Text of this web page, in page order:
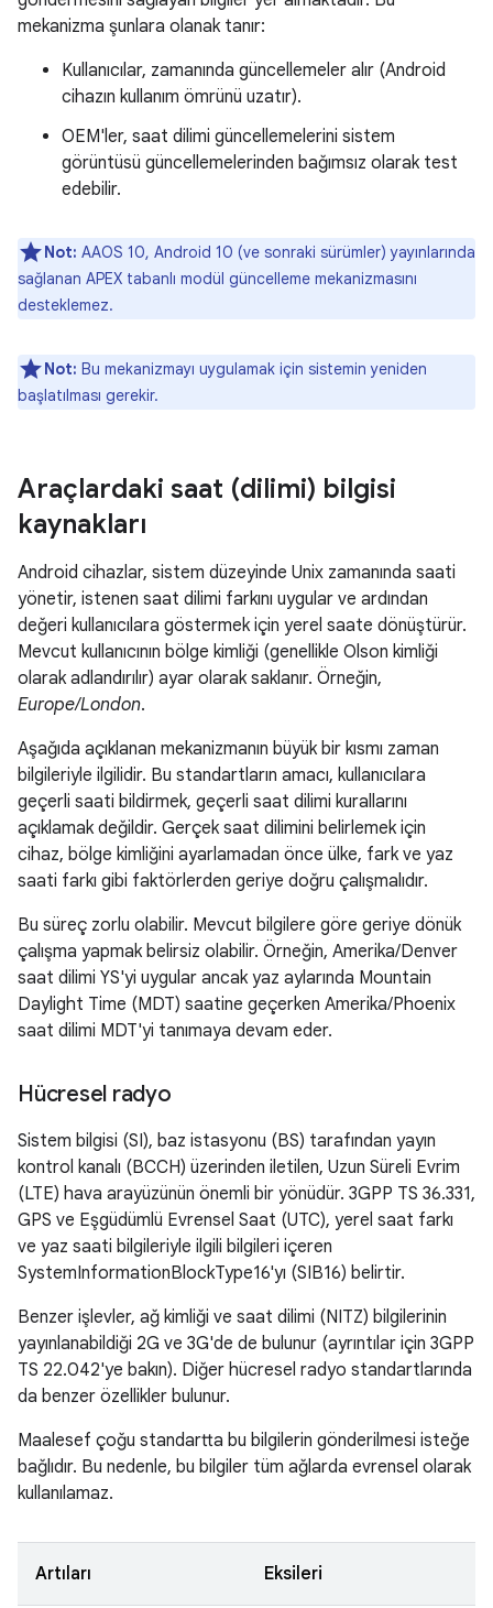
mekanizma şunlara olanak tanır:
Kullanıcılar, zamanında güncellemeler alır (Android
cihazın kullanım ömrünü uzatır).
OEM'ler, saat dilimi güncellemelerini sistem
görüntüsü güncellemelerinden bağımsız olarak test
edebilir.
Not: AAOS 10, Android 10 (ve sonraki sürümler) yayınlarında
sağlanan APEX tabanlı modül güncelleme mekanizmasını
desteklemez.
Not: Bu mekanizmayı uygulamak için sistemin yeniden
başlatılması gerekir.
Araçlardaki saat (dilimi) bilgisi
kaynakları
Android cihazlar, sistem düzeyinde Unix zamanında saati
yönetir, istenen saat dilimi farkını uygular ve ardından
değeri kullanıcılara göstermek için yerel saate dönüştürür.
Mevcut kullanıcının bölge kimliği (genellikle Olson kimliği
olarak adlandırılır) ayar olarak saklanır. Örneğin,
Europe/London.
Aşağıda açıklanan mekanizmanın büyük bir kısmı zaman
bilgileriyle ilgilidir. Bu standartların amacı, kullanıcılara
geçerli saati bildirmek, geçerli saat dilimi kurallarını
açıklamak değildir. Gerçek saat dilimini belirlemek için
cihaz, bölge kimliğini ayarlamadan önce ülke, fark ve yaz
saati farkı gibi faktörlerden geriye doğru çalışmalıdır.
Bu süreç zorlu olabilir. Mevcut bilgilere göre geriye dönük
çalışma yapmak belirsiz olabilir. Örneğin, Amerika/Denver
saat dilimi YS'yi uygular ancak yaz aylarında Mountain
Daylight Time (MDT) saatine geçerken Amerika/Phoenix
saat dilimi MDT'yi tanımaya devam eder.
Hücresel radyo
Sistem bilgisi (SI), baz istasyonu (BS) tarafından yayın
kontrol kanalı (BCCH) üzerinden iletilen, Uzun Süreli Evrim
(LTE) hava arayüzünün önemli bir yönüdür. 3GPP TS 36.331,
GPS ve Eşgüdümlü Evrensel Saat (UTC), yerel saat farkı
ve yaz saati bilgileriyle ilgili bilgileri içeren
SystemInformationBlockType16'yı (SIB16) belirtir.
Benzer işlevler, ağ kimliği ve saat dilimi (NITZ) bilgilerinin
yayınlanabildiği 2G ve 3G'de de bulunur (ayrıntılar için 3GPP
TS 22.042'ye bakın). Diğer hücresel radyo standartlarında
da benzer özellikler bulunur.
Maalesef çoğu standartta bu bilgilerin gönderilmesi isteğe
bağlıdır. Bu nedenle, bu bilgiler tüm ağlarda evrensel olarak
kullanılamaz.
Artıları Eksileri